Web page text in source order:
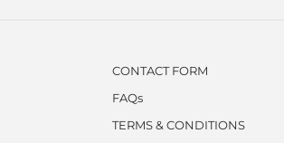
CONTACT FORM
FAQs
TERMS & CONDITIONS